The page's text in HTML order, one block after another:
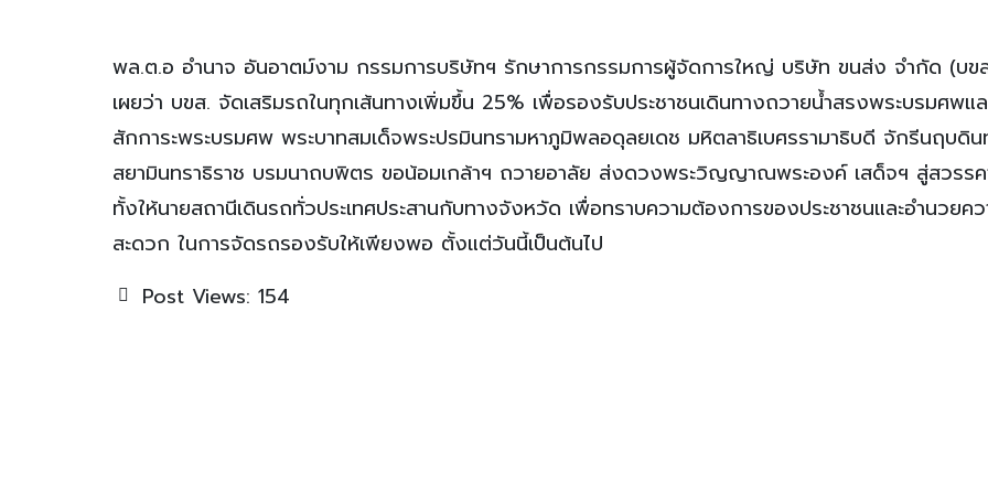
พล.ต.อ อำนาจ อันอาตม์งาม กรรมการบริษัทฯ รักษาการกรรมการผู้จัดการใหญ่ บริษัท ขนส่ง จำกัด (บข
เผยว่า บขส. จัดเสริมรถในทุกเส้นทางเพิ่มขึ้น 25% เพื่อรองรับประชาชนเดินทางถวายน้ำสรงพระบรมศพแ
สักการะพระบรมศพ พระบาทสมเด็จพระปรมินทรามหาภูมิพลอดุลยเดช มหิตลาธิเบศรรามาธิบดี จักรีนฤบดิน
สยามินทราธิราช บรมนาถบพิตร ขอน้อมเกล้าฯ ถวายอาลัย ส่งดวงพระวิญญาณพระองค์ เสด็จฯ สู่สวรร
ทั้งให้นายสถานีเดินรถทั่วประเทศประสานกับทางจังหวัด เพื่อทราบความต้องการของประชาชนและอำนวยค
สะดวก ในการจัดรถรองรับให้เพียงพอ ตั้งแต่วันนี้เป็นต้นไป
Post Views: 154